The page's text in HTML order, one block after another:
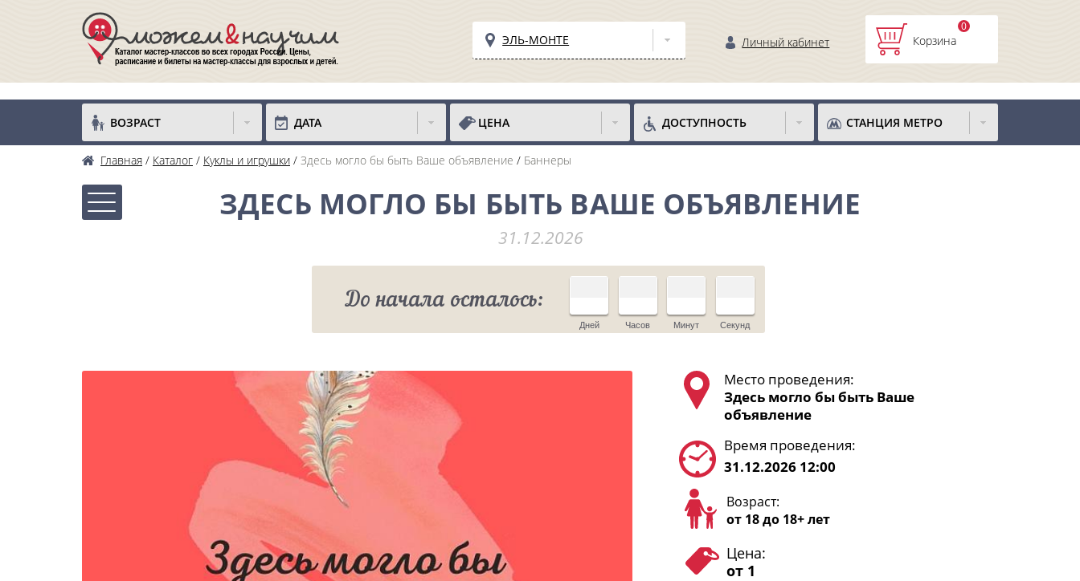
ЭЛЬ-МОНТЕ Личный кабинет Корзина
0
ВОЗРАСТ ДАТА ЦЕНА ДОСТУПНОСТЬ СТАНЦИЯ МЕТРО
Главная Каталог Куклы и игрушки Здесь могло бы быть Ваше объявление Баннеры
ЗДЕСЬ МОГЛО БЫ БЫТЬ ВАШЕ ОБЪЯВЛЕНИЕ
31.12.2026
До начала осталось:
Дней Часов Минут Секунд
Место проведения:
Здесь могло бы быть Ваше
объявление
Время проведения:
31.12.2026 12:00
Возраст:
от 18 до 18+ лет
Цена:
от 1